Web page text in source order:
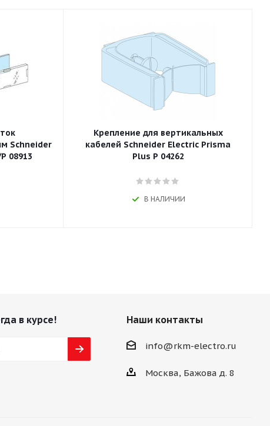
Schneider
08913
Крепление для вертикальных
кабелей Schneider Electric Prisma
Plus P 04262
В НАЛИЧИИ
в курсе! Наши контакты
info@rkm-electro.ru
Москва, Бажова д. 8